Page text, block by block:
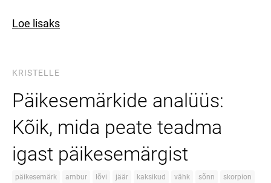
Loe lisaks
KRISTELLE
Päikesemärkide analüüs:
Kõik, mida peate teadma
igast päikesemärgist
päikesemärk ambur lõvi jäär kaksikud vähk sõnn skorpion